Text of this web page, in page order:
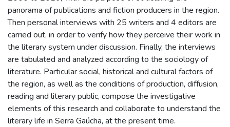
panorama of publications and fiction producers in the region.
Then personal interviews with 25 writers and 4 editors are
carried out, in order to verify how they perceive their work in
the literary system under discussion. Finally, the interviews
are tabulated and analyzed according to the sociology of
literature. Particular social, historical and cultural factors of
the region, as well as the conditions of production, diffusion,
reading and literary public, compose the investigative
elements of this research and collaborate to understand the
literary life in Serra Gaúcha, at the present time.